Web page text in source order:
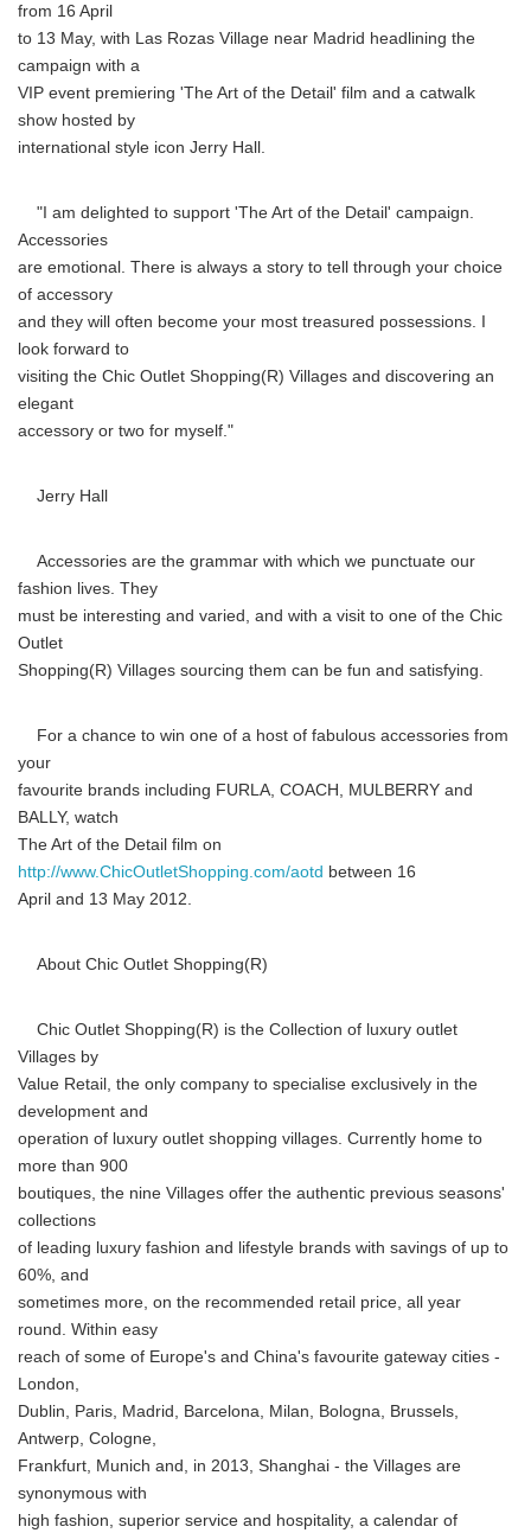
from 16 April
to 13 May, with Las Rozas Village near Madrid headlining the
campaign with a
VIP event premiering 'The Art of the Detail' film and a catwalk
show hosted by
international style icon Jerry Hall.
"I am delighted to support 'The Art of the Detail' campaign.
Accessories
are emotional. There is always a story to tell through your choice
of accessory
and they will often become your most treasured possessions. I
look forward to
visiting the Chic Outlet Shopping(R) Villages and discovering an
elegant
accessory or two for myself."
Jerry Hall
Accessories are the grammar with which we punctuate our
fashion lives. They
must be interesting and varied, and with a visit to one of the Chic
Outlet
Shopping(R) Villages sourcing them can be fun and satisfying.
For a chance to win one of a host of fabulous accessories from
your
favourite brands including FURLA, COACH, MULBERRY and
BALLY, watch
The Art of the Detail film on
http://www.ChicOutletShopping.com/aotd between 16
April and 13 May 2012.
About Chic Outlet Shopping(R)
Chic Outlet Shopping(R) is the Collection of luxury outlet
Villages by
Value Retail, the only company to specialise exclusively in the
development and
operation of luxury outlet shopping villages. Currently home to
more than 900
boutiques, the nine Villages offer the authentic previous seasons'
collections
of leading luxury fashion and lifestyle brands with savings of up to
60%, and
sometimes more, on the recommended retail price, all year
round. Within easy
reach of some of Europe's and China's favourite gateway cities -
London,
Dublin, Paris, Madrid, Barcelona, Milan, Bologna, Brussels,
Antwerp, Cologne,
Frankfurt, Munich and, in 2013, Shanghai - the Villages are
synonymous with
high fashion, superior service and hospitality, a calendar of